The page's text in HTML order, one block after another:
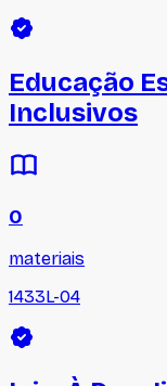
Educação
Inclusivos
0
materiais
1433L-04